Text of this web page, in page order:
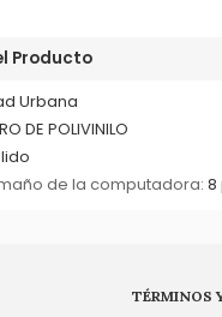
Producto
Urbana
DE POLIVINILO
de la computadora: 8
TÉRMINOS